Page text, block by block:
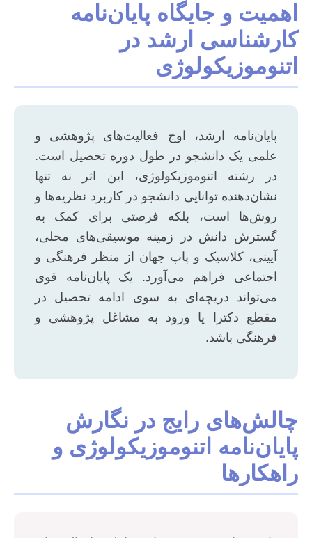
اهمیت و جایگاه پایان‌نامه
کارشناسی ارشد در
اتنوموزیکولوژی
پایان‌نامه ارشد، اوج فعالیت‌های پژوهشی و
علمی یک دانشجو در طول دوره تحصیل است.
در رشته اتنوموزیکولوژی، این اثر نه تنها
نشان‌دهنده توانایی دانشجو در کاربرد نظریه‌ها و
روش‌ها است، بلکه فرصتی برای کمک به
گسترش دانش در زمینه موسیقی‌های محلی،
آیینی، کلاسیک و پاپ جهان از منظر فرهنگی و
اجتماعی فراهم می‌آورد. یک پایان‌نامه قوی
می‌تواند دریچه‌ای به سوی ادامه تحصیل در
مقطع دکترا یا ورود به مشاغل پژوهشی و
فرهنگی باشد.
چالش‌های رایج در نگارش
پایان‌نامه اتنوموزیکولوژی و
راهکارها